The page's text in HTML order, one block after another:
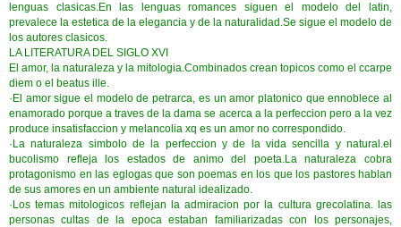
lenguas clasicas.En las lenguas romances siguen el modelo del latin,
prevalece la estetica de la elegancia y de la naturalidad.Se sigue el modelo de
los autores clasicos.
LA LITERATURA DEL SIGLO XVI
El amor, la naturaleza y la mitologia.Combinados crean topicos como el ccarpe
diem o el beatus ille.
·El amor sigue el modelo de petrarca, es un amor platonico que ennoblece al
enamorado porque a traves de la dama se acerca a la perfeccion pero a la vez
produce insatisfaccion y melancolia xq es un amor no correspondido.
·La naturaleza simbolo de la perfeccion y de la vida sencilla y natural.el
bucolismo refleja los estados de animo del poeta.La naturaleza cobra
protagonismo en las eglogas que son poemas en los que los pastores hablan
de sus amores en un ambiente natural idealizado.
·Los temas mitologicos reflejan la admiracion por la cultura grecolatina. las
personas cultas de la epoca estaban familiarizadas con los personajes,